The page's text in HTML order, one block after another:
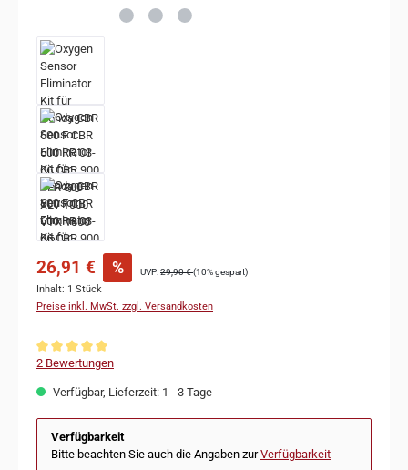
26,91 € % UVP:29,90 €(10% gespart)
Inhalt: 1 Stück
Preise inkl. MwSt. zzgl. Versandkosten
Durchschnittliche Bewertung von 5 von 5 Sternen
2 Bewertungen
Verfügbar, Lieferzeit: 1 - 3 Tage
Verfügbarkeit
Bitte beachten Sie auch die Angaben zurVerfügbarkeit